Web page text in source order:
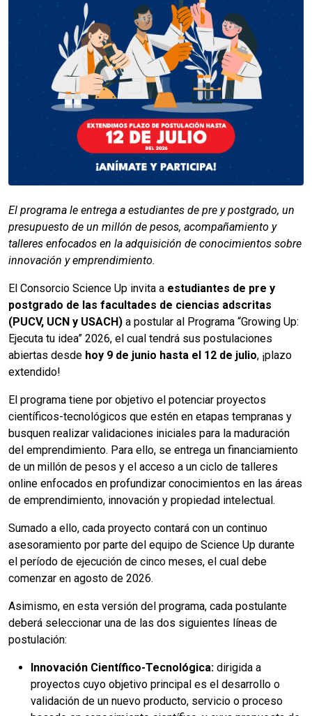
El programa le entrega a estudiantes de pre y postgrado, un
presupuesto de un millón de pesos, acompañamiento y
talleres enfocados en la adquisición de conocimientos sobre
innovación y emprendimiento.
El Consorcio Science Up invita a estudiantes de pre y
postgrado de las facultades de ciencias adscritas
(PUCV, UCN y USACH) a postular al Programa “Growing Up:
Ejecuta tu idea” 2026, el cual tendrá sus postulaciones
abiertas desde hoy 9 de junio hasta el 12 de julio, ¡plazo
extendido!
El programa tiene por objetivo el potenciar proyectos
científicos-tecnológicos que estén en etapas tempranas y
busquen realizar validaciones iniciales para la maduración
del emprendimiento. Para ello, se entrega un financiamiento
de un millón de pesos y el acceso a un ciclo de talleres
online enfocados en profundizar conocimientos en las áreas
de emprendimiento, innovación y propiedad intelectual.
Sumado a ello, cada proyecto contará con un continuo
asesoramiento por parte del equipo de Science Up durante
el período de ejecución de cinco meses, el cual debe
comenzar en agosto de 2026.
Asimismo, en esta versión del programa, cada postulante
deberá seleccionar una de las dos siguientes líneas de
postulación:
Innovación Científico-Tecnológica: dirigida a
proyectos cuyo objetivo principal es el desarrollo o
validación de un nuevo producto, servicio o proceso